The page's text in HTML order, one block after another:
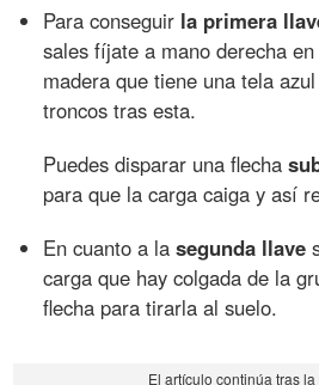
Para conseguir la primera
sales fíjate a mano derecha
madera que tiene una tela
troncos tras esta.
Puedes disparar una flecha
para que la carga caiga y así
En cuanto a lasegunda llave
carga que hay colgada de la
flecha para tirarla al suelo.